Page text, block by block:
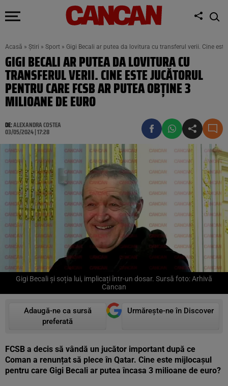
Acasă » Știri » Sport » Gigi Becali ar putea da lovitura cu transferul verii. Cine
GIGI BECALI AR PUTEA DA LOVITURA CU
TRANSFERUL VERII. CINE ESTE JUCĂTORUL
PENTRU CARE FCSB AR PUTEA OBȚINE 3
MILIOANE DE EURO
DE:ALEXANDRA COSTEA
03/05/2024 | 17:28
Gigi Becali și soția lui, implicați într-un dosar. Sursă foto: Arhivă
Cancan
Adaugă-ne ca sursă
preferată
Urmărește-ne în Discover
FCSB a decis să vândă un jucător important după ce
Coman a renunțat să plece în Qatar. Cine este mijlocașul
pentru care Gigi Becali ar putea încasa 3 milioane de euro?